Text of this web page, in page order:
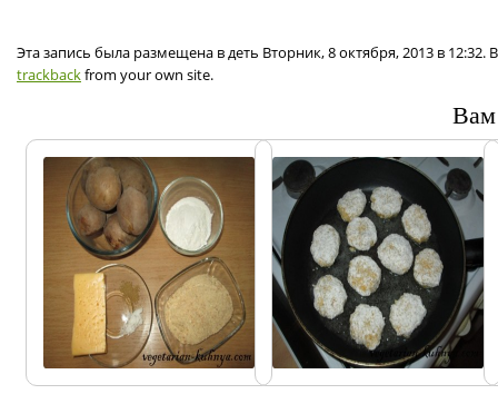
Эта запись была размещена в деть Вторник, 8 октября, 2013 в
trackbackfrom your own site.
Вам